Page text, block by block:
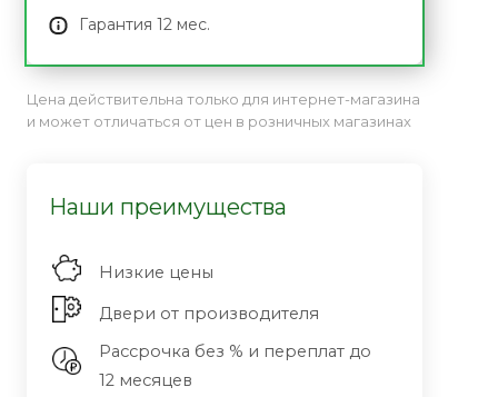
Гарантия 12 мес.
Цена действительна только для интернет-магазина
и может отличаться от цен в розничных магазинах
Наши преимущества
Низкие цены
Двери от производителя
Рассрочка без % и переплат до
12 месяцев